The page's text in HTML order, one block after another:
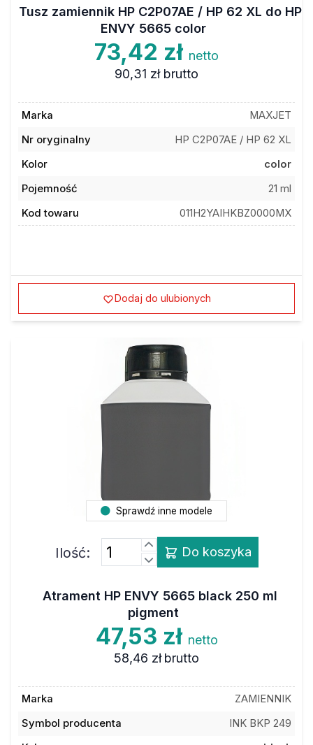
Tusz zamiennik HP C2P07AE / HP 62 XL do HP
ENVY 5665 color
73,42 zł netto
90,31 zł brutto
Marka
MAXJET
Nr oryginalny
HP C2P07AE / HP 62 XL
Kolor
color
Pojemność
21 ml
Kod towaru
011H2YAIHKBZ0000MX
Dodaj do ulubionych
Sprawdź inne modele
Ilość: Do koszyka
Atrament HP ENVY 5665 black 250 ml
pigment
47,53 zł netto
58,46 zł brutto
Marka
ZAMIENNIK
Symbol producenta
INK BKP 249